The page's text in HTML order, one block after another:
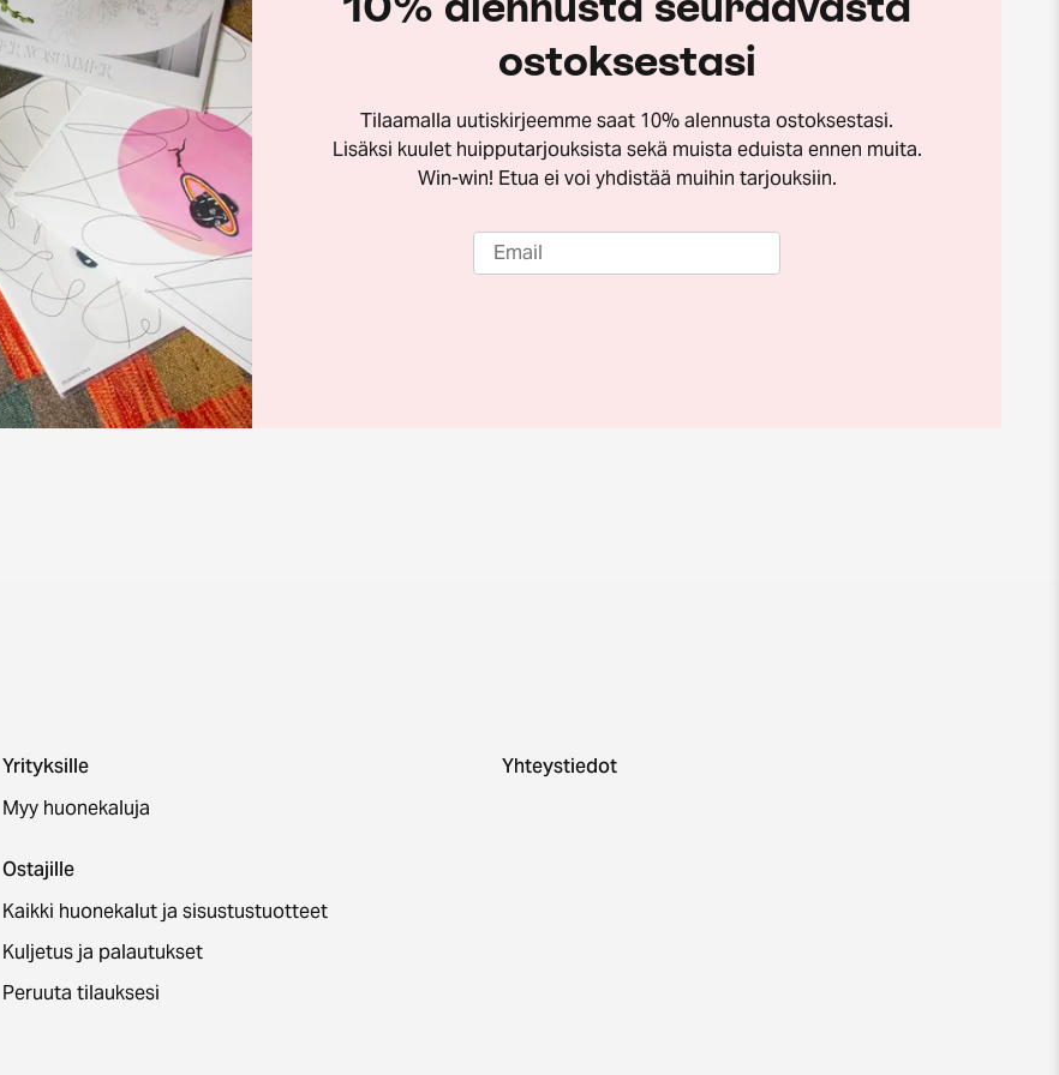
ostoksestasi
Tilaamalla uutiskirjeemme saat 10% alennusta ostoksestasi.
Lisäksi kuulet huipputarjouksista sekä muista eduista ennen muita.
Win-win! Etua ei voi yhdistää muihin tarjouksiin.
Yrityksille
Myy huonekaluja
Ostajille
Kaikki huonekalut ja sisustustuotteet
Kuljetus ja palautukset
Peruuta tilauksesi
Yhteystiedot